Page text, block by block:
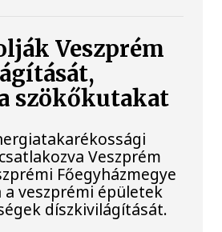
Veszprém
szökőkutakat
Veszprém
Főegyházmegye
a veszprémi épületek
díszkivilágítását.